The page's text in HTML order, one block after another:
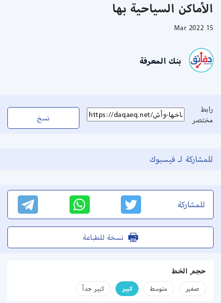
الأماكن السياحية بها
15 Mar 2022
بنك المعرفة
رابط
مختصر
نسخ
للمشاركة لـ فيسبوك
للمشاركة
نسخة للطباعة
حجم الخط
صفير متوسط كبير كبير جداً